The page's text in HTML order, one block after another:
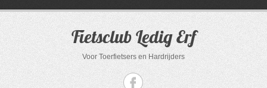
Fietsclub Ledig Erf
Voor Toerfietsers en Hardrijders